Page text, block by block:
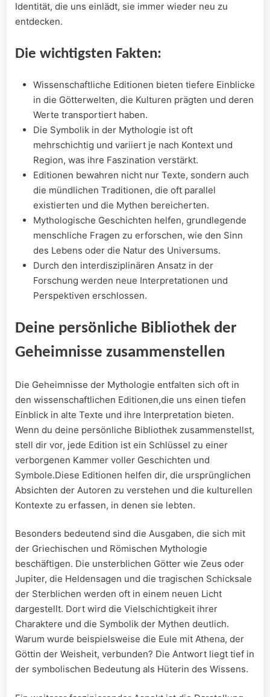
Identität, die⁤ uns einlädt,⁤ sie immer wieder neu zu
entdecken.
Die wichtigsten Fakten:
Wissenschaftliche Editionen bieten tiefere Einblicke
in die Götterwelten, die ⁣Kulturen prägten ‌und‍ deren
Werte transportiert haben.
Die Symbolik ​in der⁢ Mythologie ist oft
⁤mehrschichtig und variiert je nach Kontext und
Region, was ihre Faszination verstärkt.
Editionen bewahren nicht nur Texte, ⁢sondern auch
die mündlichen Traditionen, ⁣die oft parallel
existierten und ⁤die⁣ Mythen bereicherten.
Mythologische Geschichten helfen, grundlegende
menschliche Fragen zu erforschen, wie den Sinn
⁤des Lebens oder die Natur des Universums.
Durch den interdisziplinären Ansatz in der
Forschung werden neue Interpretationen⁤ und‌
Perspektiven erschlossen.
Deine persönliche Bibliothek der
Geheimnisse ⁣zusammenstellen
Die Geheimnisse der Mythologie entfalten sich​ oft in
⁣den wissenschaftlichen Editionen,die​ uns ‌einen tiefen
Einblick in⁤ alte‌ Texte und⁤ ihre Interpretation bieten.⁣
Wenn du‌ deine persönliche ‍Bibliothek zusammenstellst,
stell dir vor,​ jede ‍Edition⁣ ist ein Schlüssel zu einer
verborgenen Kammer voller Geschichten und
Symbole.Diese ⁢Editionen helfen dir, die ursprünglichen
Absichten der ‌Autoren zu verstehen und ⁤die kulturellen
Kontexte zu erfassen, in denen ​sie lebten.
Besonders bedeutend sind die Ausgaben, die sich mit
der Griechischen und Römischen Mythologie
beschäftigen. Die unsterblichen Götter wie Zeus oder
⁢Jupiter, die Heldensagen und die ‍tragischen Schicksale⁤
der⁢ Sterblichen werden oft ​in einem neuen Licht
dargestellt. Dort wird die Vielschichtigkeit ihrer
Charaktere und⁢ die Symbolik der Mythen deutlich.​
Warum wurde beispielsweise die Eule ​mit Athena, der ​
Göttin ⁢der Weisheit, verbunden? Die ⁣Antwort ⁣liegt tief in
der symbolischen Bedeutung als Hüterin des Wissens.